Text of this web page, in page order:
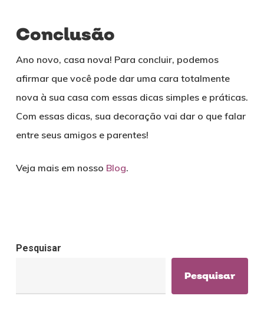
Conclusão
Ano novo, casa nova! Para concluir, podemos
afirmar que você pode dar uma cara totalmente
nova à sua casa com essas dicas simples e práticas.
Com essas dicas, sua decoração vai dar o que falar
entre seus amigos e parentes!
Veja mais em nosso Blog.
Pesquisar
Pesquisar